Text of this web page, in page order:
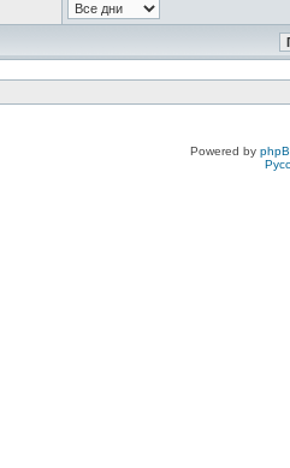
Powered by